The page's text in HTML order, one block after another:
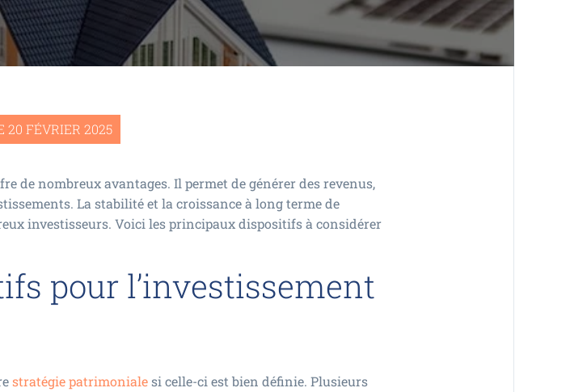
20 FÉVRIER 2025
de nombreux avantages. Il permet de générer des revenus,
La stabilité et la croissance à long terme de
investisseurs. Voici les principaux dispositifs à considérer
pour l’investissement
stratégie patrimonialesi celle-ci est bien définie. Plusieurs